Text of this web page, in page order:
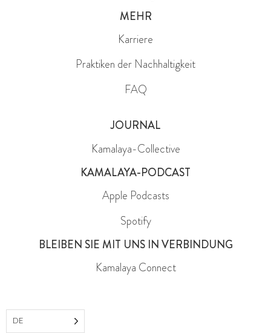
MEHR
Karriere
Praktiken der Nachhaltigkeit
FAQ
JOURNAL
Kamalaya-Collective
KAMALAYA-PODCAST
Apple Podcasts
Spotify
BLEIBEN SIE MIT UNS IN VERBINDUNG
Kamalaya Connect
DE